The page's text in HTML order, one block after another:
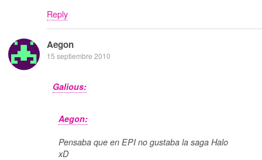
Reply
Aegon
15 septiembre 2010
Galious:
Aegon:
Pensaba que en EPI no gustaba la saga Halo
xD